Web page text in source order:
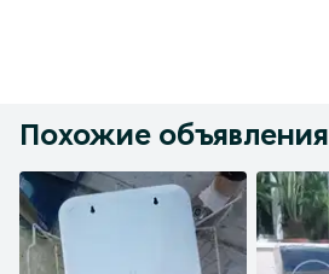
Похожие объявления